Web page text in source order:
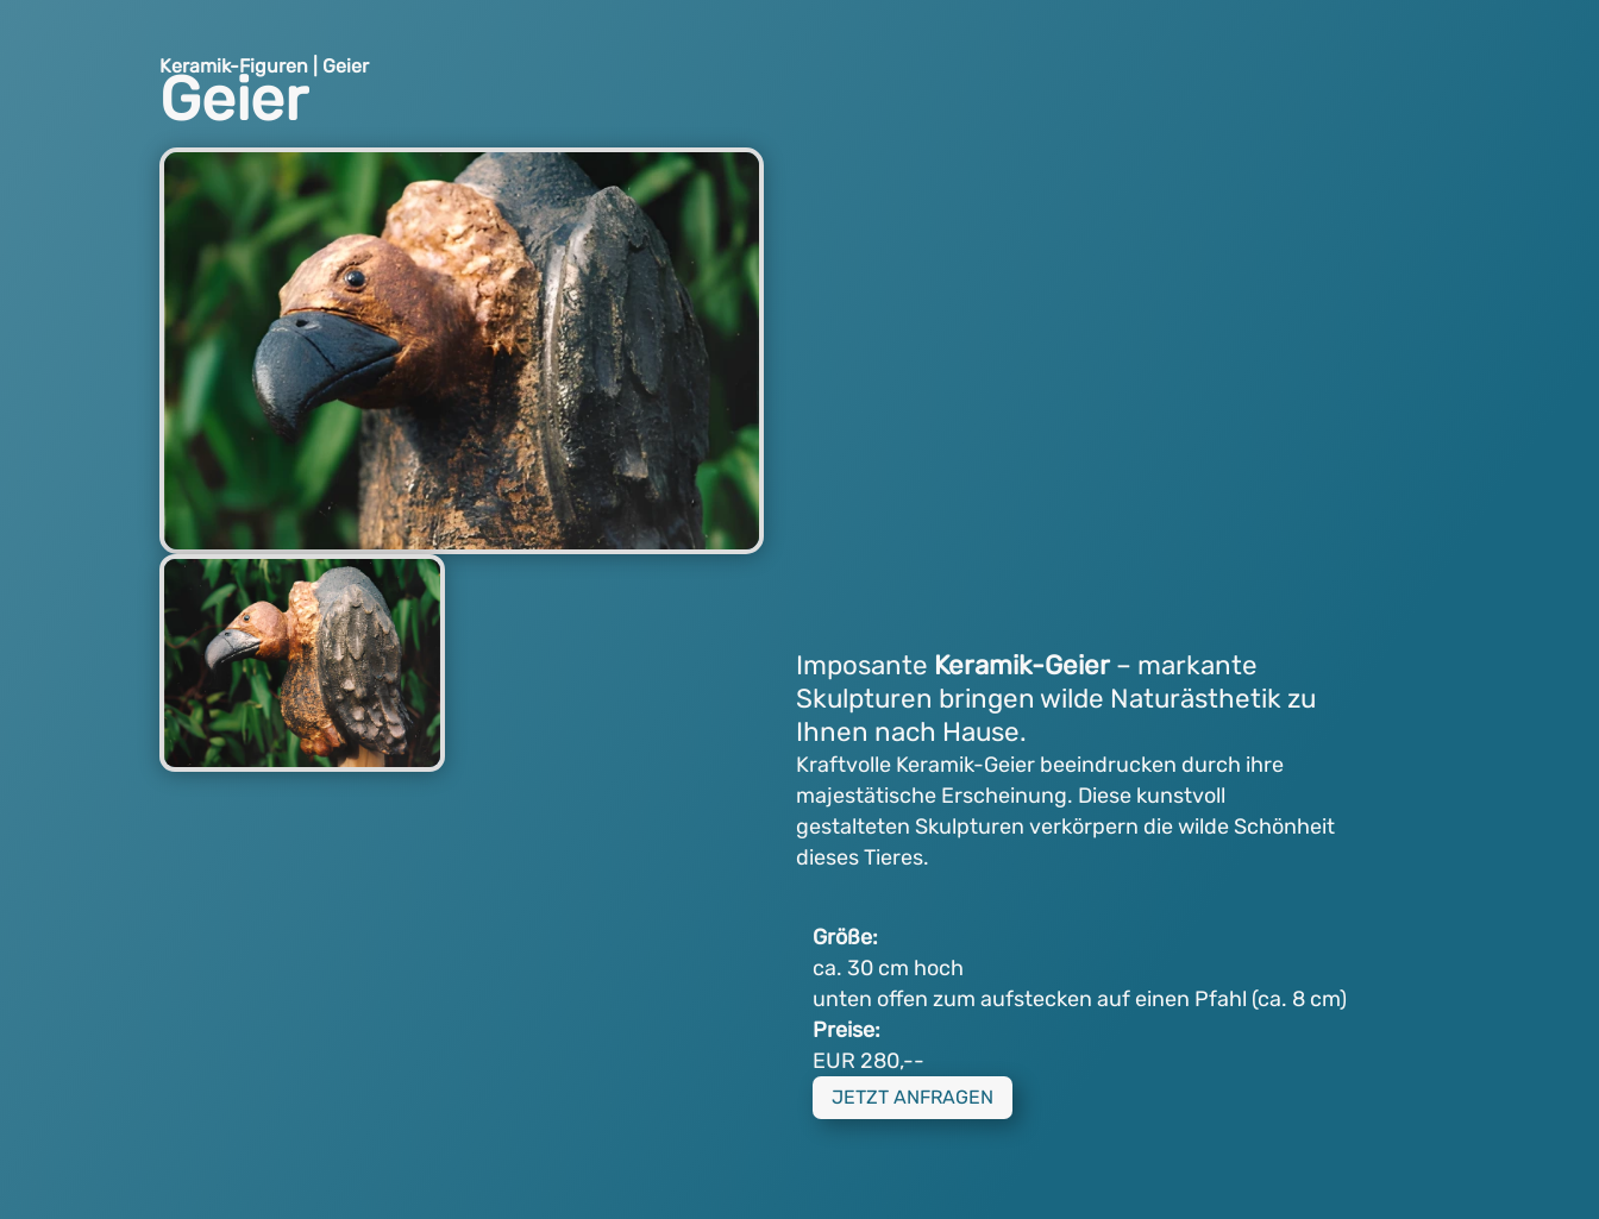
Keramik-Figuren | Geier
Geier
Imposante Keramik-Geier– markante
Skulpturen bringen wilde Naturästhetik zu
Ihnen nach Hause.
Kraftvolle Keramik-Geier beeindrucken durch ihre
majestätische Erscheinung. Diese kunstvoll
gestalteten Skulpturen verkörpern die wilde Schönheit
dieses Tieres.
Größe:
ca. 30 cm hoch
unten offen zum aufstecken auf einen Pfahl (ca. 8 cm)
Preise:
EUR 280,--
JETZT ANFRAGEN